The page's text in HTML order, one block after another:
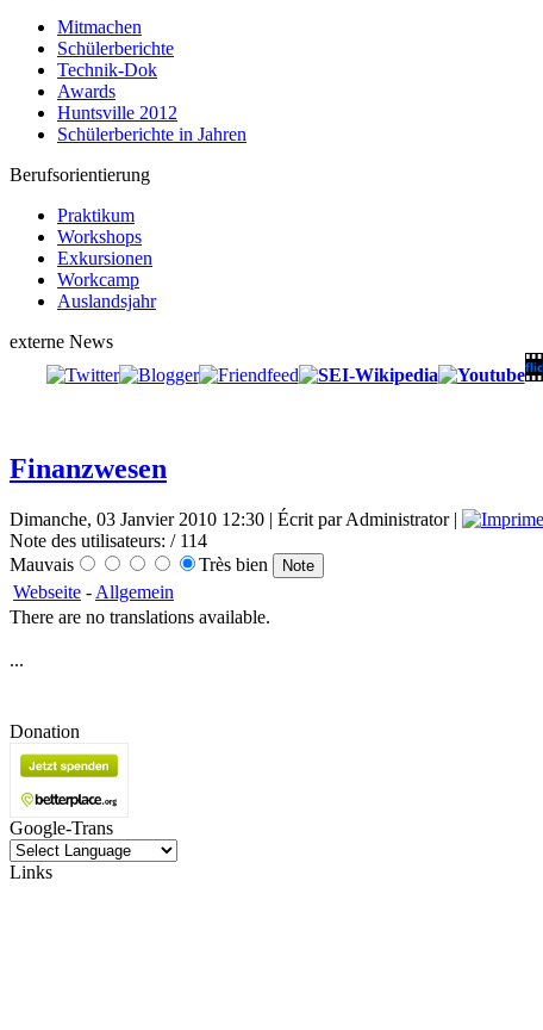
Mitmachen
Schülerberichte
Technik-Dok
Awards
Huntsville 2012
Schülerberichte in Jahren
Berufsorientierung
Praktikum
Workshops
Exkursionen
Workcamp
Auslandsjahr
externe News
Finanzwesen
Dimanche, 03 Janvier 2010 12:30 | Écrit par Administrator |
Note des utilisateurs: / 114
Mauvais
Très bien
Webseite - Allgemein
There are no translations available.
...
Donation
Google-Trans
Links